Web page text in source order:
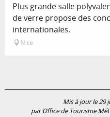
Plus grande salle
de verre propose des
internationales.
Nice
Mis à jour le 29
par Office de Tourisme